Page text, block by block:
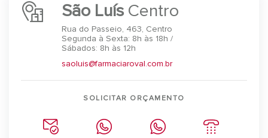
São Luís Centro
Rua do Passeio, 463, Centro
Segunda à Sexta: 8h às 18h /
Sábados: 8h às 12h
saoluis@farmaciaroval.com.br
SOLICITAR ORÇAMENTO